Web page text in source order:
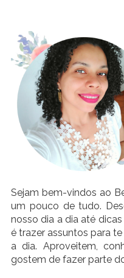
Sejam bem-vindos ao
um pouco de tudo.
nosso dia a dia até
é trazer assuntos para
a dia. Aproveitem,
gostem de fazer parte